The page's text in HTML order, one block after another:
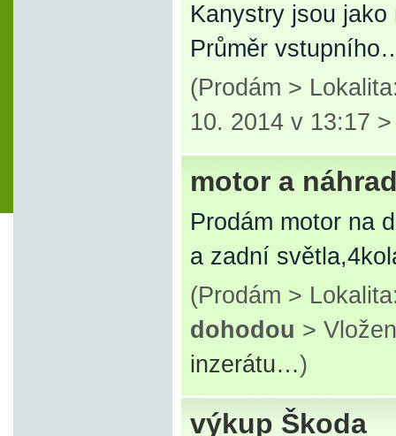
Kanystry jsou
Průměr
(Prodám >
10. 2014 v 13:17
motor a
Prodám motor na
a zadní
(Prodám >
dohodou >
inzerátu…)
výkup Škoda